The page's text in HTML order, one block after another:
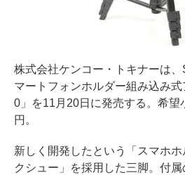
株式会社ケンコー・トキナーは
マートフォンホルダー組み込み
0」を11月20日に発売する。希望
円。
新しく開発したという「スマホ
クシュー」を採用した三脚。付